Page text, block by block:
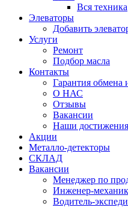
Вся техника
Элеваторы
Добавить
Услуги
Ремонт
Подбор масла
Контакты
Гарантия обмена
О НАС
Отзывы
Вакансии
Наши достижения
Акции
Металло-детекторы
СКЛАД
Вакансии
Менеджер по
Инженер-механик
Водитель-